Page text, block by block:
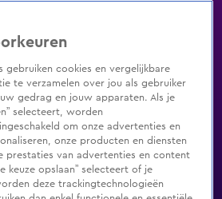
Zenders Genres
inlogShop
gebruiken cookies en vergelijkbare
te verzamelen over jou als gebruiker
gedrag en jouw apparaten. Als je
selecteert, worden
om onze advertenties en
onze producten en diensten
prestaties van advertenties en content
keuze opslaan” selecteert of je
deze trackingtechnologieën